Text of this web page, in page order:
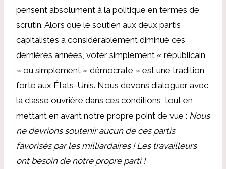
pensent absolument à la politique en termes de
scrutin. Alors que le soutien aux deux partis
capitalistes a considérablement diminué ces
dernières années, voter simplement « républicain
» ou simplement « démocrate » est une tradition
forte aux États-Unis. Nous devons dialoguer avec
la classe ouvrière dans ces conditions, tout en
mettant en avant notre propre point de vue : Nous
ne devrions soutenir aucun de ces partis
favorisés par les milliardaires ! Les travailleurs
ont besoin de notre propre parti !